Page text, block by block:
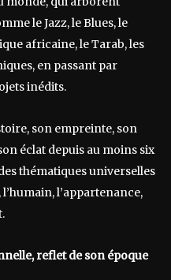
le Jazz, le Blues, le
africaine, le Tarab, les
en passant par
inédits.
son empreinte, son
éclat depuis au moins six
thématiques universelles
l’appartenance,
reflet de son époque